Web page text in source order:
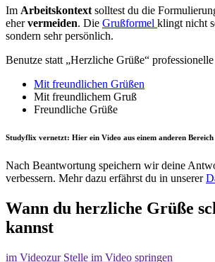
Im Arbeitskontext solltest du die
ehervermeiden. Die Grußformel klingt nicht
sondern sehr persönlich.
Benutze statt „Herzliche Grüße“ professionelle
Mit freundlichen Grüßen
Mit freundlichem Gruß
Freundliche Grüße
Studyflix vernetzt: Hier ein Video aus einem anderen Bereich
Nach Beantwortung speichern wir deine
verbessern. Mehr dazu erfährst du in unserer
Wann du herzliche Grüße
kannst
im Videozur Stelle im Video springen